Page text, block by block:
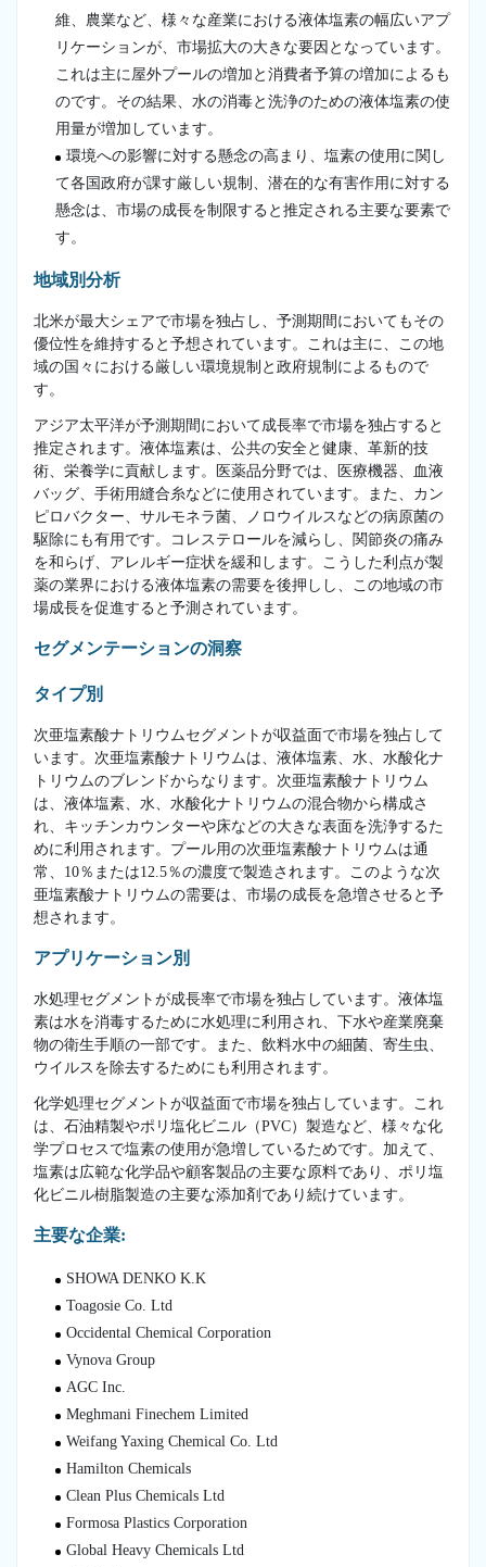
維、農業など、様々な産業における液体塩素の幅広いアプ
リケーションが、市場拡大の大きな要因となっています。
これは主に屋外プールの増加と消費者予算の増加によるも
のです。その結果、水の消毒と洗浄のための液体塩素の使
用量が増加しています。
環境への影響に対する懸念の高まり、塩素の使用に関し
て各国政府が課す厳しい規制、潜在的な有害作用に対する
懸念は、市場の成長を制限すると推定される主要な要素で
す。
地域別分析
北米が最大シェアで市場を独占し、予測期間においてもその
優位性を維持すると予想されています。これは主に、この地
域の国々における厳しい環境規制と政府規制によるもので
す。
アジア太平洋が予測期間において成長率で市場を独占すると
推定されます。液体塩素は、公共の安全と健康、革新的技
術、栄養学に貢献します。医薬品分野では、医療機器、血液
バッグ、手術用縫合糸などに使用されています。また、カン
ピロバクター、サルモネラ菌、ノロウイルスなどの病原菌の
駆除にも有用です。コレステロールを減らし、関節炎の痛み
を和らげ、アレルギー症状を緩和します。こうした利点が製
薬の業界における液体塩素の需要を後押しし、この地域の市
場成長を促進すると予測されています。
セグメンテーションの洞察
タイプ別
次亜塩素酸ナトリウムセグメントが収益面で市場を独占して
います。次亜塩素酸ナトリウムは、液体塩素、水、水酸化ナ
トリウムのブレンドからなります。次亜塩素酸ナトリウム
は、液体塩素、水、水酸化ナトリウムの混合物から構成さ
れ、キッチンカウンターや床などの大きな表面を洗浄するた
めに利用されます。プール用の次亜塩素酸ナトリウムは通
常、10％または12.5％の濃度で製造されます。このような次
亜塩素酸ナトリウムの需要は、市場の成長を急増させると予
想されます。
アプリケーション別
水処理セグメントが成長率で市場を独占しています。液体塩
素は水を消毒するために水処理に利用され、下水や産業廃棄
物の衛生手順の一部です。また、飲料水中の細菌、寄生虫、
ウイルスを除去するためにも利用されます。
化学処理セグメントが収益面で市場を独占しています。これ
は、石油精製やポリ塩化ビニル（PVC）製造など、様々な化
学プロセスで塩素の使用が急増しているためです。加えて、
塩素は広範な化学品や顧客製品の主要な原料であり、ポリ塩
化ビニル樹脂製造の主要な添加剤であり続けています。
主要な企業:
SHOWA DENKO K.K
Toagosie Co. Ltd
Occidental Chemical Corporation
Vynova Group
AGC Inc.
Meghmani Finechem Limited
Weifang Yaxing Chemical Co. Ltd
Hamilton Chemicals
Clean Plus Chemicals Ltd
Formosa Plastics Corporation
Global Heavy Chemicals Ltd